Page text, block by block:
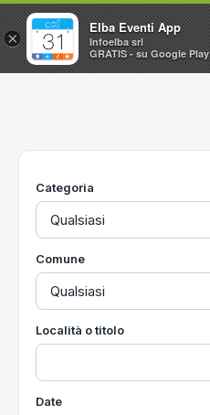
Home
Utilità
Categoria
Comune
Località o titolo
Date
×
Elba Eventi App
Infoelba srl
GRATIS - su Google Play